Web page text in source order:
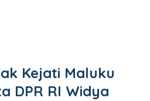
Kejati Maluku
DPR RI Widya